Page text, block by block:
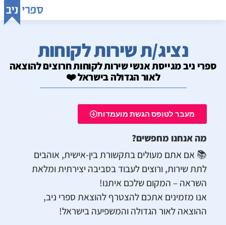
נציג/ת שירות לקוחות
ספרי ניב מגייסת אנשי שירות לקוחות חרוצים להוצאה
לאור הגדולה בישראל ❤️
מעבר לטופס הגשת מועמדות
מה אנחנו מחפשים?
📚 אם אתם מעולים בתקשורת בין-אישית, אוהבים
לתת שירות, ורוצים לעבוד בסביבה יצירתית ומלאת
השראה – המקום שלכם איתנו!
אנו מזמינים אתכם להצטרף להוצאת ספרי ניב,
ההוצאה לאור הגדולה והמשפיעה בישראל!